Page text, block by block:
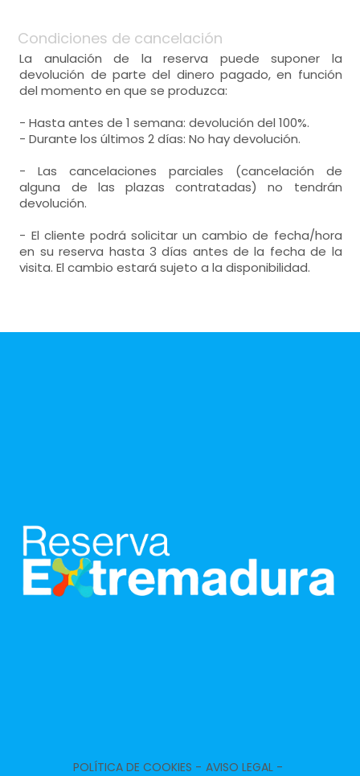
Condiciones de cancelación
La anulación de la reserva puede suponer la
devolución de parte del dinero pagado, en función
del momento en que se produzca:
- Hasta antes de 1 semana: devolución del 100%.
- Durante los últimos 2 días: No hay devolución.
- Las cancelaciones parciales (cancelación de
alguna de las plazas contratadas) no tendrán
devolución.
- El cliente podrá solicitar un cambio de fecha/hora
en su reserva hasta 3 días antes de la fecha de la
visita. El cambio estará sujeto a la disponibilidad.
POLÍTICA DE COOKIES - AVISO LEGAL -